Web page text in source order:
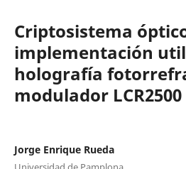
Criptosistema
implementación
holografía
modulador LCR2500
Jorge Enrique Rueda